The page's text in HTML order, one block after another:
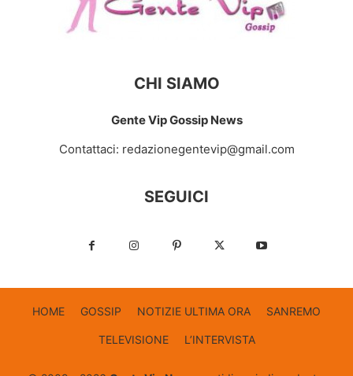
CHI SIAMO
Gente Vip Gossip News
Contattaci: redazionegentevip@gmail.com
SEGUICI
HOME GOSSIP NOTIZIE ULTIMA ORA SANREMO
TELEVISIONE L’INTERVISTA